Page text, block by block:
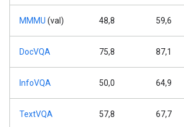
MMMU (val) 48,8 59,6
DocVQA 75,8 87,1
InfoVQA 50,0 64,9
TextVQA 57,8 67,7